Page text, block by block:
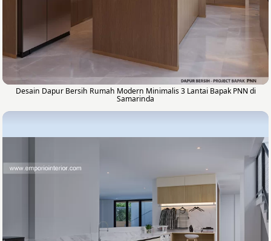
Desain Dapur Bersih Rumah Modern Minimalis 3 Lantai Bapak PNN di
Samarinda